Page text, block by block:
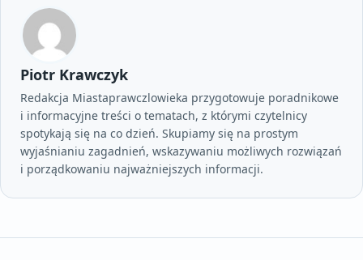
Piotr Krawczyk
Redakcja Miastaprawczlowieka przygotowuje poradnikowe
i informacyjne treści o tematach, z którymi czytelnicy
spotykają się na co dzień. Skupiamy się na prostym
wyjaśnianiu zagadnień, wskazywaniu możliwych rozwiązań
i porządkowaniu najważniejszych informacji.